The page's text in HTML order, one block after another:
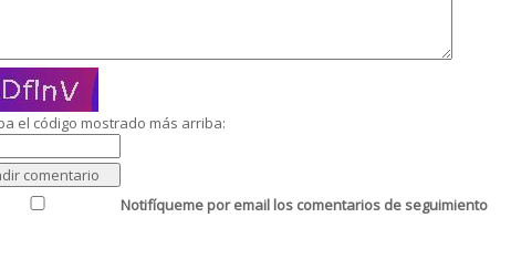
el código mostrado más arriba:
Notifíqueme por email los comentarios de seguimiento